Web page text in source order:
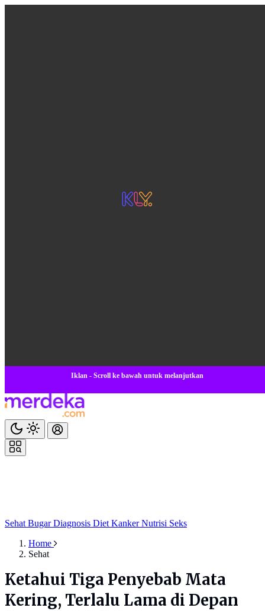
Iklan - Scroll ke bawah untuk melanjutkan
Sehat BugarDiagnosis Diet KankerNutrisi Seks
Home
Sehat
Ketahui Tiga Penyebab Mata
Kering, Terlalu Lama di Depan